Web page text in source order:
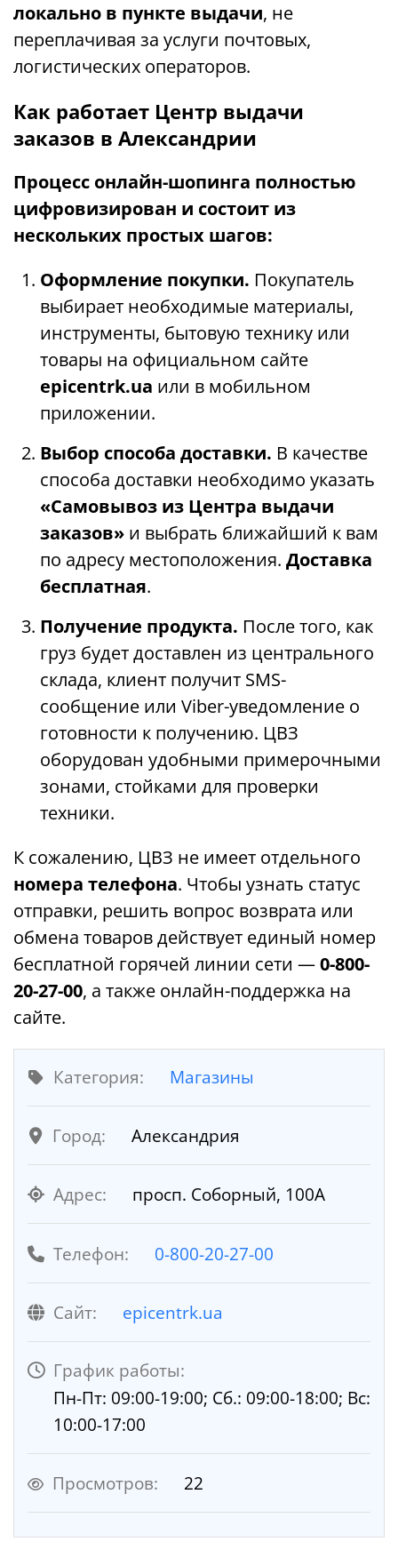
локально в пункте выдачи, не
переплачивая за услуги почтовых,
логистических операторов.
Как работает Центр выдачи
заказов в Александрии
Процесс онлайн-шопинга полностью
цифровизирован и состоит из
нескольких простых шагов:
Оформление покупки. Покупатель
выбирает необходимые материалы,
инструменты, бытовую технику или
товары на официальном сайте
epicentrk.ua или в мобильном
приложении.
Выбор способа доставки. В качестве
способа доставки необходимо указать
«Самовывоз из Центра выдачи
заказов» и выбрать ближайший к вам
по адресу местоположения. Доставка
бесплатная.
Получение продукта. После того, как
груз будет доставлен из центрального
склада, клиент получит SMS-
сообщение или Viber-уведомление о
готовности к получению. ЦВЗ
оборудован удобными примерочными
зонами, стойками для проверки
техники.
К сожалению, ЦВЗ не имеет отдельного
номера телефона. Чтобы узнать статус
отправки, решить вопрос возврата или
обмена товаров действует единый номер
бесплатной горячей линии сети —0-800-
20-27-00, а также онлайн-поддержка на
сайте.
Категория: Магазины
Город: Александрия
Адрес: просп. Соборный, 100А
Телефон: 0-800-20-27-00
Cайт: epicentrk.ua
График работы:
Пн-Пт: 09:00-19:00; Сб.: 09:00-18:00; Вс:
10:00-17:00
Просмотров: 22